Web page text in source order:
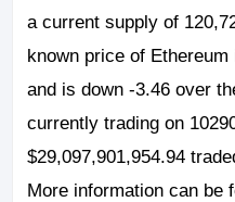
a current supply of
known price of
and is down -3.46 over
currently trading on
$29,097,901,954.94
More information can be